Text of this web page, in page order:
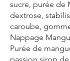
sucre, purée de
dextrose,
caroube,
Nappage
Purée de